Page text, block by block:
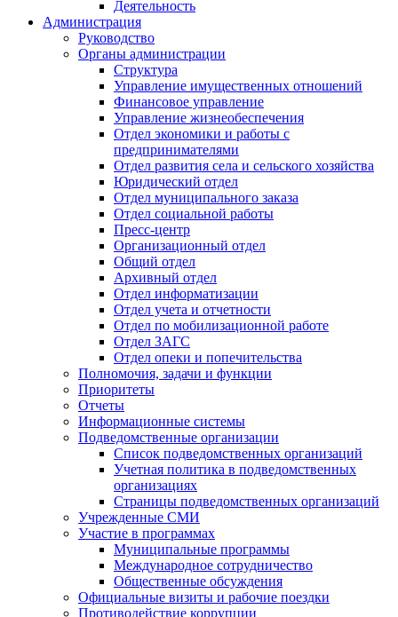
Деятельность
Администрация
Руководство
Органы администрации
Структура
Управление имущественных отношений
Финансовое управление
Управление жизнеобеспечения
Отдел экономики и работы с
предпринимателями
Отдел развития села и сельского хозяйства
Юридический отдел
Отдел муниципального заказа
Отдел социальной работы
Пресс-центр
Организационный отдел
Общий отдел
Архивный отдел
Отдел информатизации
Отдел учета и отчетности
Отдел по мобилизационной работе
Отдел ЗАГС
Отдел опеки и попечительства
Полномочия, задачи и функции
Приоритеты
Отчеты
Информационные системы
Подведомственные организации
Список подведомственных организаций
Учетная политика в подведомственных
организациях
Страницы подведомственных организаций
Учрежденные СМИ
Участие в программах
Муниципальные программы
Международное сотрудничество
Общественные обсуждения
Официальные визиты и рабочие поездки
Противодействие коррупции